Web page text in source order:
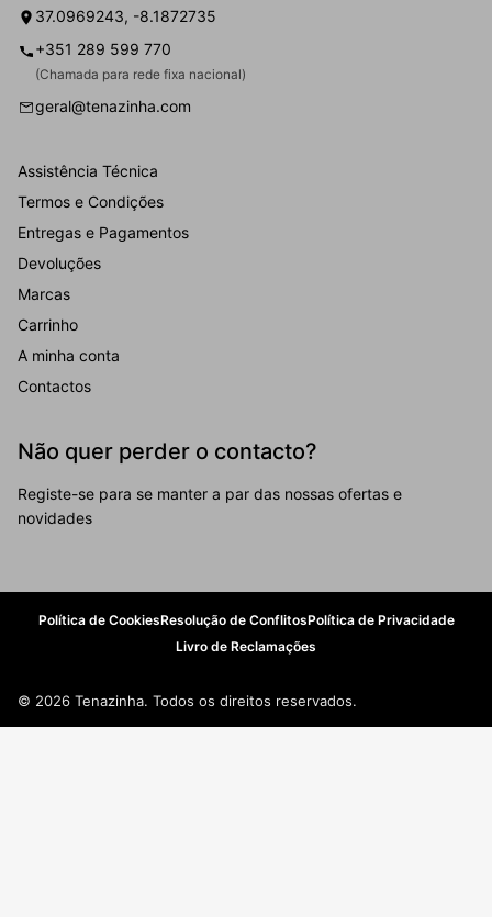
37.0969243, -8.1872735
+351 289 599 770
(Chamada para rede fixa nacional)
geral@tenazinha.com
Assistência Técnica
Termos e Condições
Entregas e Pagamentos
Devoluções
Marcas
Carrinho
A minha conta
Contactos
Não quer perder o contacto?
Registe-se para se manter a par das nossas ofertas e
novidades
Política de CookiesResolução de ConflitosPolítica de Privacidade
Livro de Reclamações
© 2026 Tenazinha. Todos os direitos reservados.